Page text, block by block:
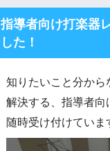
指導者向け打楽器
した！
知りたいこと分から
解決する、指導者向
随時受け付けていま